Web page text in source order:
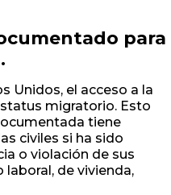
para
Unidos, el acceso a la
migratorio. Esto
tiene
civiles si ha sido
o violación de sus
laboral, de vivienda,